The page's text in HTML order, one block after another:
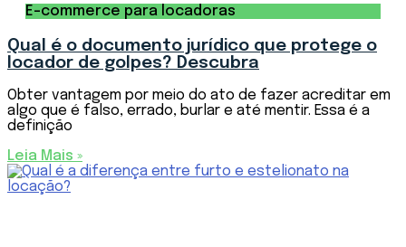
E-commerce para locadoras
Qual é o documento jurídico que protege o
locador de golpes? Descubra
Obter vantagem por meio do ato de fazer acreditar em
algo que é falso, errado, burlar e até mentir. Essa é a
definição
Leia Mais »